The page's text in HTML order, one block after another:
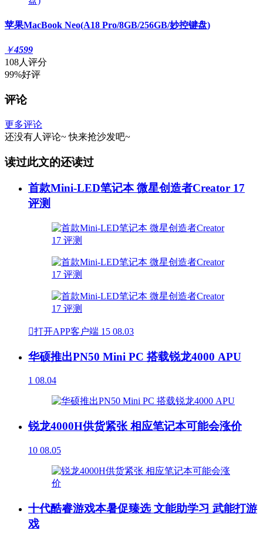
苹果MacBook Neo(A18 Pro/8GB/256GB/妙控键盘)
￥4599
108人评分
99%好评
评论
更多评论
还没有人评论~ 快来抢沙发吧~
读过此文的还读过
首款Mini-LED笔记本 微星创造者Creator 17
评测
打开APP客户端 15 08.03
华硕推出PN50 Mini PC 搭载锐龙4000 APU
1 08.04
锐龙4000H供货紧张 相应笔记本可能会涨价
10 08.05
十代酷睿游戏本暑促臻选 文能助学习 武能打游
戏